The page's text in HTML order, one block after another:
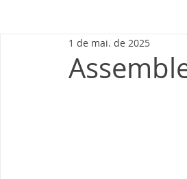
1 de mai. de 2025